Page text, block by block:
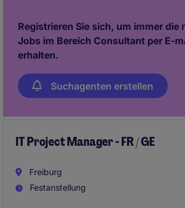
Registrieren Sie sich, um immer die
Jobs im Bereich Consultant per E-
erhalten.
Suchagenten erstellen
IT Project Manager - FR / GE
Freiburg
Festanstellung